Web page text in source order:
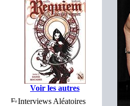
Voir les autres
Interviews Aléatoires